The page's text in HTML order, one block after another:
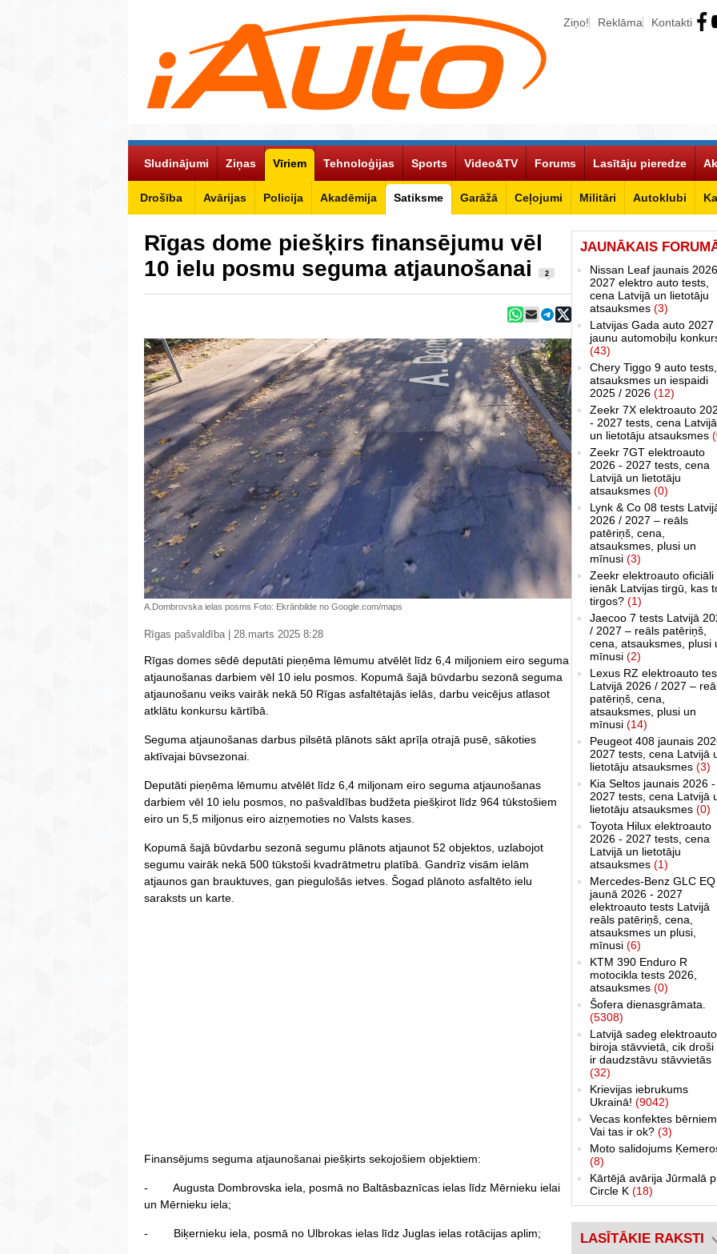
Ziņo! Reklāma Kontakti
Sludinājumi Ziņas Vīriem
Drošība Avārijas Policija Akadēmija Satiksme Garāžā Ceļojumi Militāri Autoklubi
Tehnoloģijas Sports Video&TV Forums Lasītāju pieredze
Rīgas dome piešķirs finansējumu vēl
10 ielu posmu seguma atjaunošanai
2
A.Dombrovska ielas posms Foto: Ekrānbilde no Google.com/maps
Rīgas pašvaldība | 28.marts 2025 8:28
Rīgas domes sēdē deputāti pieņēma lēmumu atvēlēt līdz 6,4 miljoniem eiro seguma
atjaunošanas darbiem vēl 10 ielu posmos. Kopumā šajā būvdarbu sezonā seguma
atjaunošanu veiks vairāk nekā 50 Rīgas asfaltētajās ielās, darbu veicējus atlasot
atklātu konkursu kārtībā.
Seguma atjaunošanas darbus pilsētā plānots sākt aprīļa otrajā pusē, sākoties
aktīvajai būvsezonai.
Deputāti pieņēma lēmumu atvēlēt līdz 6,4 miljonam eiro seguma atjaunošanas
darbiem vēl 10 ielu posmos, no pašvaldības budžeta piešķirot līdz 964 tūkstošiem
eiro un 5,5 miljonus eiro aizņemoties no Valsts kases.
Kopumā šajā būvdarbu sezonā segumu plānots atjaunot 52 objektos, uzlabojot
segumu vairāk nekā 500 tūkstoši kvadrātmetru platībā. Gandrīz visām ielām
atjaunos gan brauktuves, gan piegulošās ietves. Šogad plānoto asfaltēto ielu
saraksts un karte.
Finansējums seguma atjaunošanai piešķirts sekojošiem objektiem:
- Augusta Dombrovska iela, posmā no Baltāsbaznīcas ielas līdz Mērnieku ielai
un Mērnieku iela;
- Biķernieku iela, posmā no Ulbrokas ielas līdz Juglas ielas rotācijas aplim;
JAUNĀKAIS
Nissan Leaf jaunais
2027 elektro auto tests,
cena Latvijā un lietotāju
atsauksmes (3)
Latvijas Gada auto 2027
jaunu automobiļu
(43)
Chery Tiggo 9 auto tests,
atsauksmes un iespaidi
2025 / 2026 (12)
Zeekr 7X elektroauto
- 2027 tests, cena Latvijā
un lietotāju atsauksmes
Zeekr 7GT elektroauto
2026 - 2027 tests, cena
Latvijā un lietotāju
atsauksmes (0)
Lynk & Co 08 tests
2026 / 2027 – reāls
patēriņš, cena,
atsauksmes, plusi un
mīnusi (3)
Zeekr elektroauto oficiāli
ienāk Latvijas tirgū, kas
tirgos? (1)
Jaecoo 7 tests Latvijā
/ 2027 – reāls patēriņš,
cena, atsauksmes, plusi
mīnusi (2)
Lexus RZ elektroauto
Latvijā 2026 / 2027 –
patēriņš, cena,
atsauksmes, plusi un
mīnusi (14)
Peugeot 408 jaunais
2027 tests, cena Latvijā
lietotāju atsauksmes (3)
Kia Seltos jaunais 2026 -
2027 tests, cena Latvijā
lietotāju atsauksmes (0)
Toyota Hilux elektroauto
2026 - 2027 tests, cena
Latvijā un lietotāju
atsauksmes (1)
Mercedes-Benz GLC EQ
jaunā 2026 - 2027
elektroauto tests Latvijā
reāls patēriņš, cena,
atsauksmes un plusi,
mīnusi (6)
KTM 390 Enduro R
motocikla tests 2026,
atsauksmes (0)
Šofera dienasgrāmata.
(5308)
Latvijā sadeg elektroauto
biroja stāvvietā, cik droši
ir daudzstāvu stāvvietās
(32)
Krievijas iebrukums
Ukrainā! (9042)
Vecas konfektes
Vai tas ir ok? (3)
Moto salidojums
(8)
Kārtējā avārija Jūrmalā
Circle K (18)
LASĪTĀKIE RAKSTI